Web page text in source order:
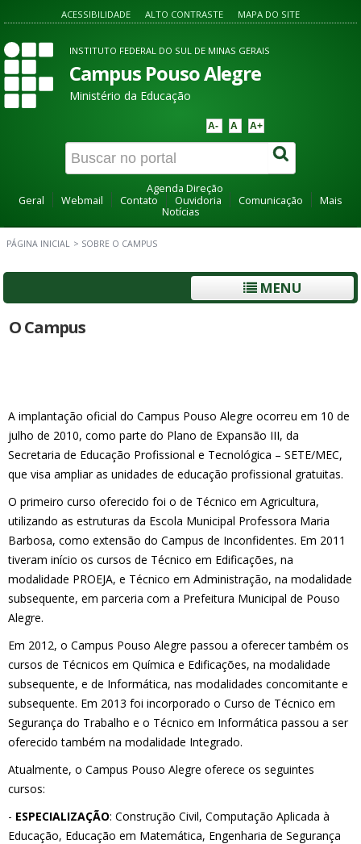
ACESSIBILIDADE ALTO CONTRASTE MAPA DO SITE
INSTITUTO FEDERAL DO SUL DE MINAS GERAIS
Campus Pouso Alegre
Ministério da Educação
A- A A+
Agenda Direção
Geral
Webmail Contato Ouvidoria Comunicação
Mais
Notícias
PÁGINA INICIAL > SOBRE O CAMPUS
MENU
O Campus
A implantação oficial do Campus Pouso Alegre ocorreu em 10 de
julho de 2010, como parte do Plano de Expansão III, da
Secretaria de Educação Profissional e Tecnológica – SETE/MEC,
que visa ampliar as unidades de educação profissional gratuitas.
O primeiro curso oferecido foi o de Técnico em Agricultura,
utilizando as estruturas da Escola Municipal Professora Maria
Barbosa, como extensão do Campus de Inconfidentes. Em 2011
tiveram início os cursos de Técnico em Edificações, na
modalidade PROEJA, e Técnico em Administração, na modalidade
subsequente, em parceria com a Prefeitura Municipal de Pouso
Alegre.
Em 2012, o Campus Pouso Alegre passou a oferecer também os
cursos de Técnicos em Química e Edificações, na modalidade
subsequente, e de Informática, nas modalidades concomitante e
subsequente. Em 2013 foi incorporado o Curso de Técnico em
Segurança do Trabalho e o Técnico em Informática passou a ser
oferecido também na modalidade Integrado.
Atualmente, o Campus Pouso Alegre oferece os seguintes
cursos:
- ESPECIALIZAÇÃO: Construção Civil, Computação Aplicada à
Educação, Educação em Matemática, Engenharia de Segurança